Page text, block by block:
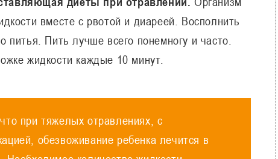
вместе с рвотой и диареей. Восполнить
Пить лучше всего понемногу и часто.
жидкости каждые 10 минут.
при тяжелых отравлениях, с
обезвоживание ребенка лечится в